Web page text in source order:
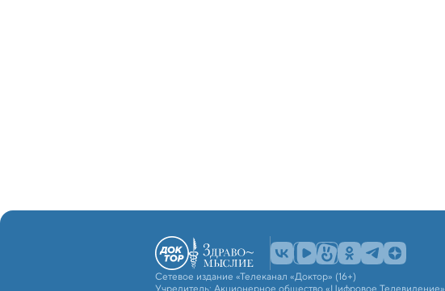
Сетевое издание «Телеканал «Доктор» (16+)
Учредитель: Акционерное общество «Цифровое Телевидение».